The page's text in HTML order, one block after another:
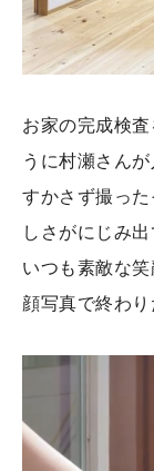
お家の完成検
うに村瀬さん
すかさず撮っ
しさがにじみ
いつも素敵な
顔写真で終わり